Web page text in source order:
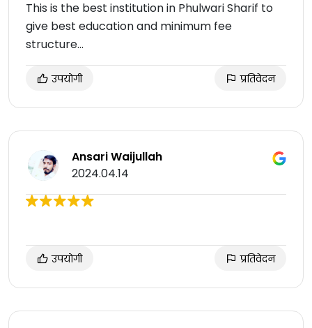
This is the best institution in Phulwari Sharif to
give best education and minimum fee
structure...
उपयोगी प्रतिवेदन
Ansari Waijullah
2024.04.14
उपयोगी प्रतिवेदन